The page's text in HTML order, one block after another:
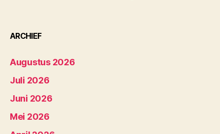
ARCHIEF
Augustus 2026
Juli 2026
Juni 2026
Mei 2026